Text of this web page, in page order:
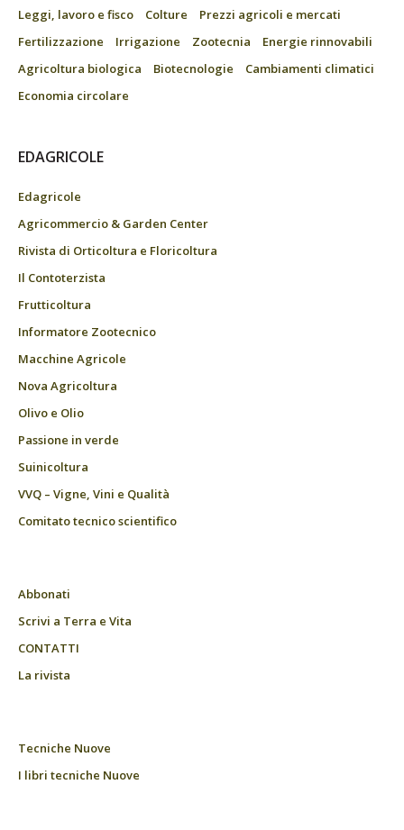
Leggi, lavoro e fisco
Colture
Prezzi agricoli e mercati
Fertilizzazione
Irrigazione Zootecnia
Energie rinnovabili
Agricoltura biologica
Biotecnologie
Cambiamenti climatici
Economia circolare
EDAGRICOLE
Edagricole
Agricommercio & Garden Center
Rivista di Orticoltura e Floricoltura
Il Contoterzista
Frutticoltura
Informatore Zootecnico
Macchine Agricole
Nova Agricoltura
Olivo e Olio
Passione in verde
Suinicoltura
VVQ – Vigne, Vini e Qualità
Comitato tecnico scientifico
Abbonati
Scrivi a Terra e Vita
CONTATTI
La rivista
Tecniche Nuove
I libri tecniche Nuove